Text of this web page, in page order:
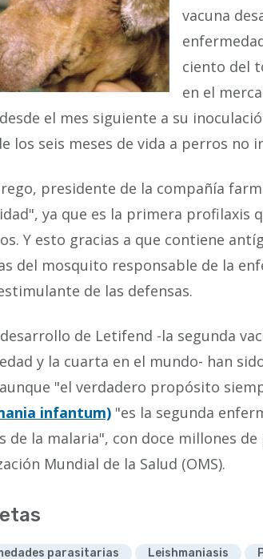
vacuna
ciento del
en el
el mes siguiente a su
los seis meses de vida a perros no
presidente de la compañía
ya que es la primera profilaxis
Y esto gracias a que contiene
del mosquito responsable de la
de las defensas.
de Letifend -la segunda
y la cuarta en el mundo- han
"el verdadero propósito
infantum) "es la segunda
de la malaria", con doce millones
Mundial de la Salud (OMS).
parasitarias Leishmaniasis